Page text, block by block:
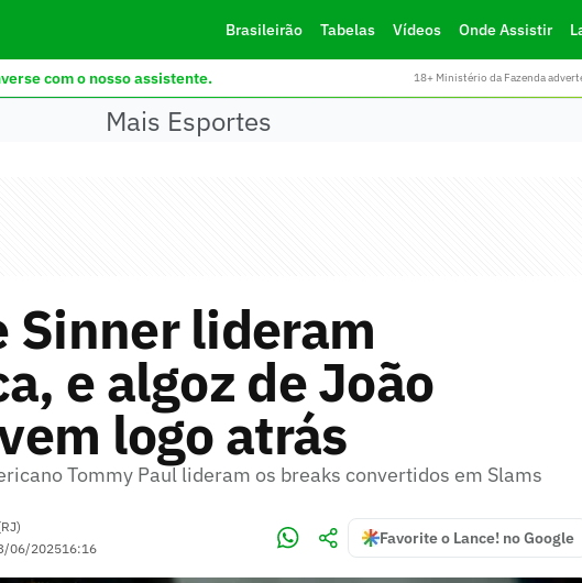
Brasileirão Tabelas Vídeos Onde Assistir
com o nosso assistente. 18+ Ministério da Fazenda
Mais Esportes
Sinner lideram
e algoz de João
logo atrás
Tommy Paul lideram os breaks convertidos em Slams
06/202516:16
Favorite o Lance! no Google